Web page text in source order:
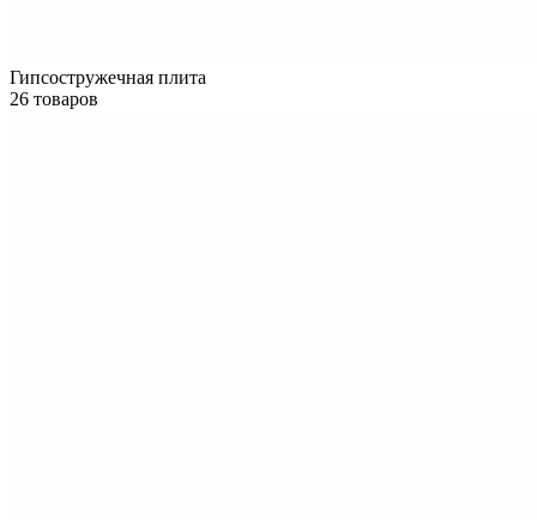
Гипсостружечная плита
26 товаров